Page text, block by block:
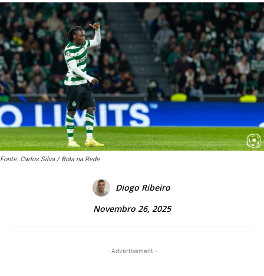
Fonte: Carlos Silva / Bola na Rede
Diogo Ribeiro
Novembro 26, 2025
- Advertisement -